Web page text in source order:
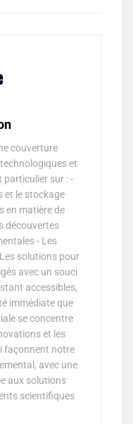
couverture
et
particulier sur : -
et le stockage
en matière de
découvertes
- Les
solutions pour
avec un souci
accessibles,
immédiate que
se concentre
et les
façonnent notre
avec une
aux solutions
scientifiques